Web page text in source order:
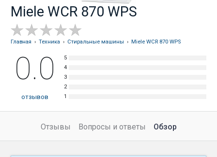
Miele WCR 870 WPS
Главная ›Техника › Стиральные машины ›Miele WCR 870 WPS
0.0
отзывов
Отзывы Вопросы и ответы Обзор